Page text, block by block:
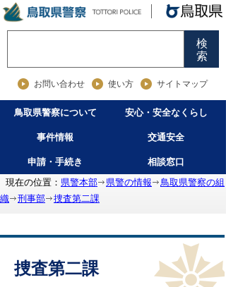
検
索
お問い合わせ 使い方 サイトマップ
鳥取県警察について 安心・安全なくらし
事件情報 交通安全
申請・手続き
相談窓口
現在の位置： 県警本部 県警の情報
鳥取県警察の組
織
刑事部 捜査第二課
捜査第二課